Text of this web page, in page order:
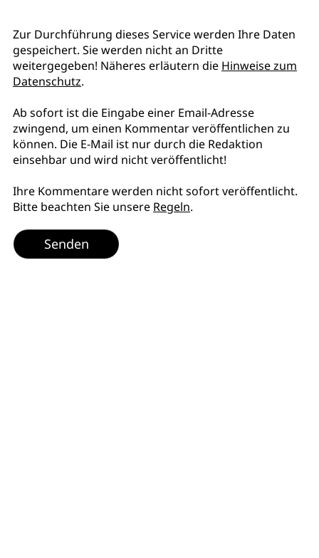
Zur Durchführung dieses Service werden Ihre Daten
gespeichert. Sie werden nicht an Dritte
weitergegeben! Näheres erläutern die Hinweise zum
Datenschutz.
Ab sofort ist die Eingabe einer Email-Adresse
zwingend, um einen Kommentar veröffentlichen zu
können. Die E-Mail ist nur durch die Redaktion
einsehbar und wird nicht veröffentlicht!
Ihre Kommentare werden nicht sofort veröffentlicht.
Bitte beachten Sie unsere Regeln.
Senden